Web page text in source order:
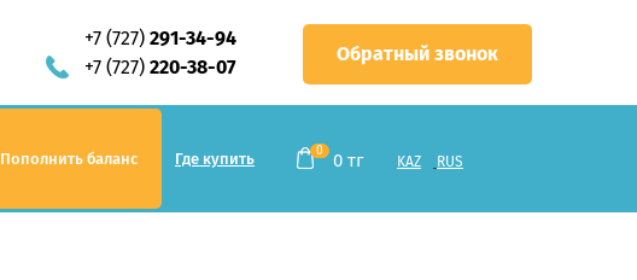
+7 (727) 291-34-94
+7 (727) 220-38-07
Обратный звонок
Пополнить баланс Где купить 0 0 тг KAZ RUS